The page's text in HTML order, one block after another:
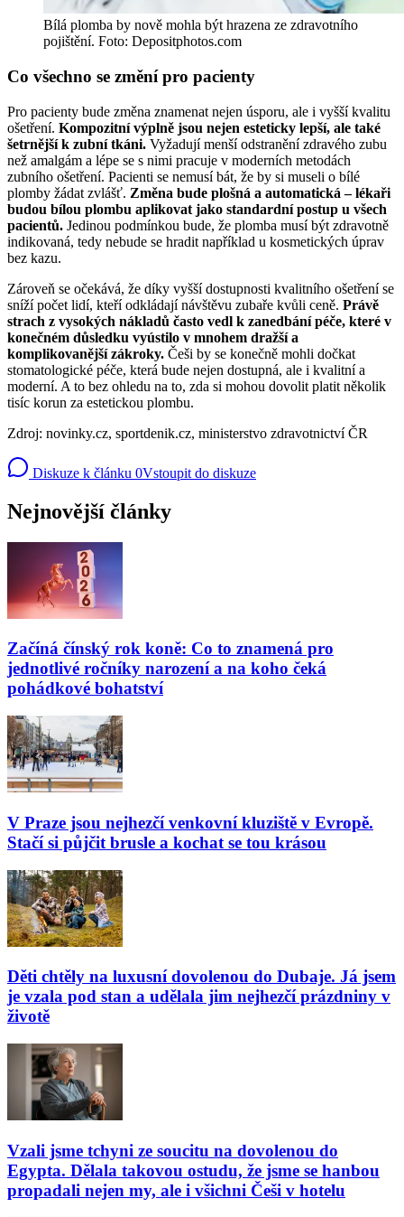
Bílá plomba by nově mohla být hrazena ze zdravotního
pojištění. Foto: Depositphotos.com
Co všechno se změní pro pacienty
Pro pacienty bude změna znamenat nejen úsporu, ale i vyšší kvalitu
ošetření. Kompozitní výplně jsou nejen esteticky lepší, ale také
šetrnější k zubní tkáni. Vyžadují menší odstranění zdravého zubu
než amalgám a lépe se s nimi pracuje v moderních metodách
zubního ošetření. Pacienti se nemusí bát, že by si museli o bílé
plomby žádat zvlášť. Změna bude plošná a automatická – lékaři
budou bílou plombu aplikovat jako standardní postup u všech
pacientů. Jedinou podmínkou bude, že plomba musí být zdravotně
indikovaná, tedy nebude se hradit například u kosmetických úprav
bez kazu.
Zároveň se očekává, že díky vyšší dostupnosti kvalitního ošetření se
sníží počet lidí, kteří odkládají návštěvu zubaře kvůli ceně. Právě
strach z vysokých nákladů často vedl k zanedbání péče, které v
konečném důsledku vyústilo v mnohem dražší a
komplikovanější zákroky. Češi by se konečně mohli dočkat
stomatologické péče, která bude nejen dostupná, ale i kvalitní a
moderní. A to bez ohledu na to, zda si mohou dovolit platit několik
tisíc korun za estetickou plombu.
Zdroj: novinky.cz, sportdenik.cz, ministerstvo zdravotnictví ČR
Diskuze k článku 0Vstoupit do diskuze
Nejnovější články
Začíná čínský rok koně: Co to znamená pro
jednotlivé ročníky narození a na koho čeká
pohádkové bohatství
V Praze jsou nejhezčí venkovní kluziště v Evropě.
Stačí si půjčit brusle a kochat se tou krásou
Děti chtěly na luxusní dovolenou do Dubaje. Já jsem
je vzala pod stan a udělala jim nejhezčí prázdniny v
životě
Vzali jsme tchyni ze soucitu na dovolenou do
Egypta. Dělala takovou ostudu, že jsme se hanbou
propadali nejen my, ale i všichni Češi v hotelu